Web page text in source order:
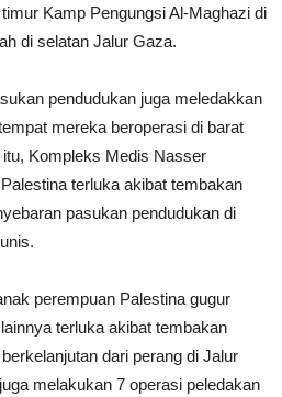
Kamp Pengungsi Al-Maghazi di
di selatan Jalur Gaza.
pendudukan juga meledakkan
mereka beroperasi di barat
Kompleks Medis Nasser
terluka akibat tembakan
pasukan pendudukan di
perempuan Palestina gugur
terluka akibat tembakan
dari perang di Jalur
melakukan 7 operasi peledakan